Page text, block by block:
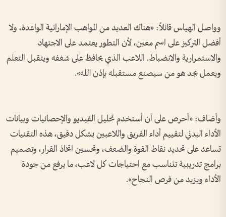
وواصل الهياس قائلاً: «هناك العديد من المواهب الإماراتية الواعدة، ولا
أفضل التركيز على اسم معين، لأن التطور يعتمد على الاجتهاد
والاستمرارية والانضباط. اللاعب الذي يحافظ على شغفه ويتقبل التعلم
ويعمل بجد هو من سيصنع مستقبله بإذن الله».
وأضاف: «أحرص على أن أستخدم تحليل الفيديو والإحصائيات وبيانات
الأداء البدني لتقييم أداء الفريق واللاعبين بشكل دقيق، هذه التقنيات
تساعد على تحديد نقاط القوة والضعف، وتحسين اتخاذ القرار، وتصميم
برامج تدريبية تتناسب مع احتياجات كل لاعب، ما يرفع من جودة
الأداء ويزيد من فرص النجاح».